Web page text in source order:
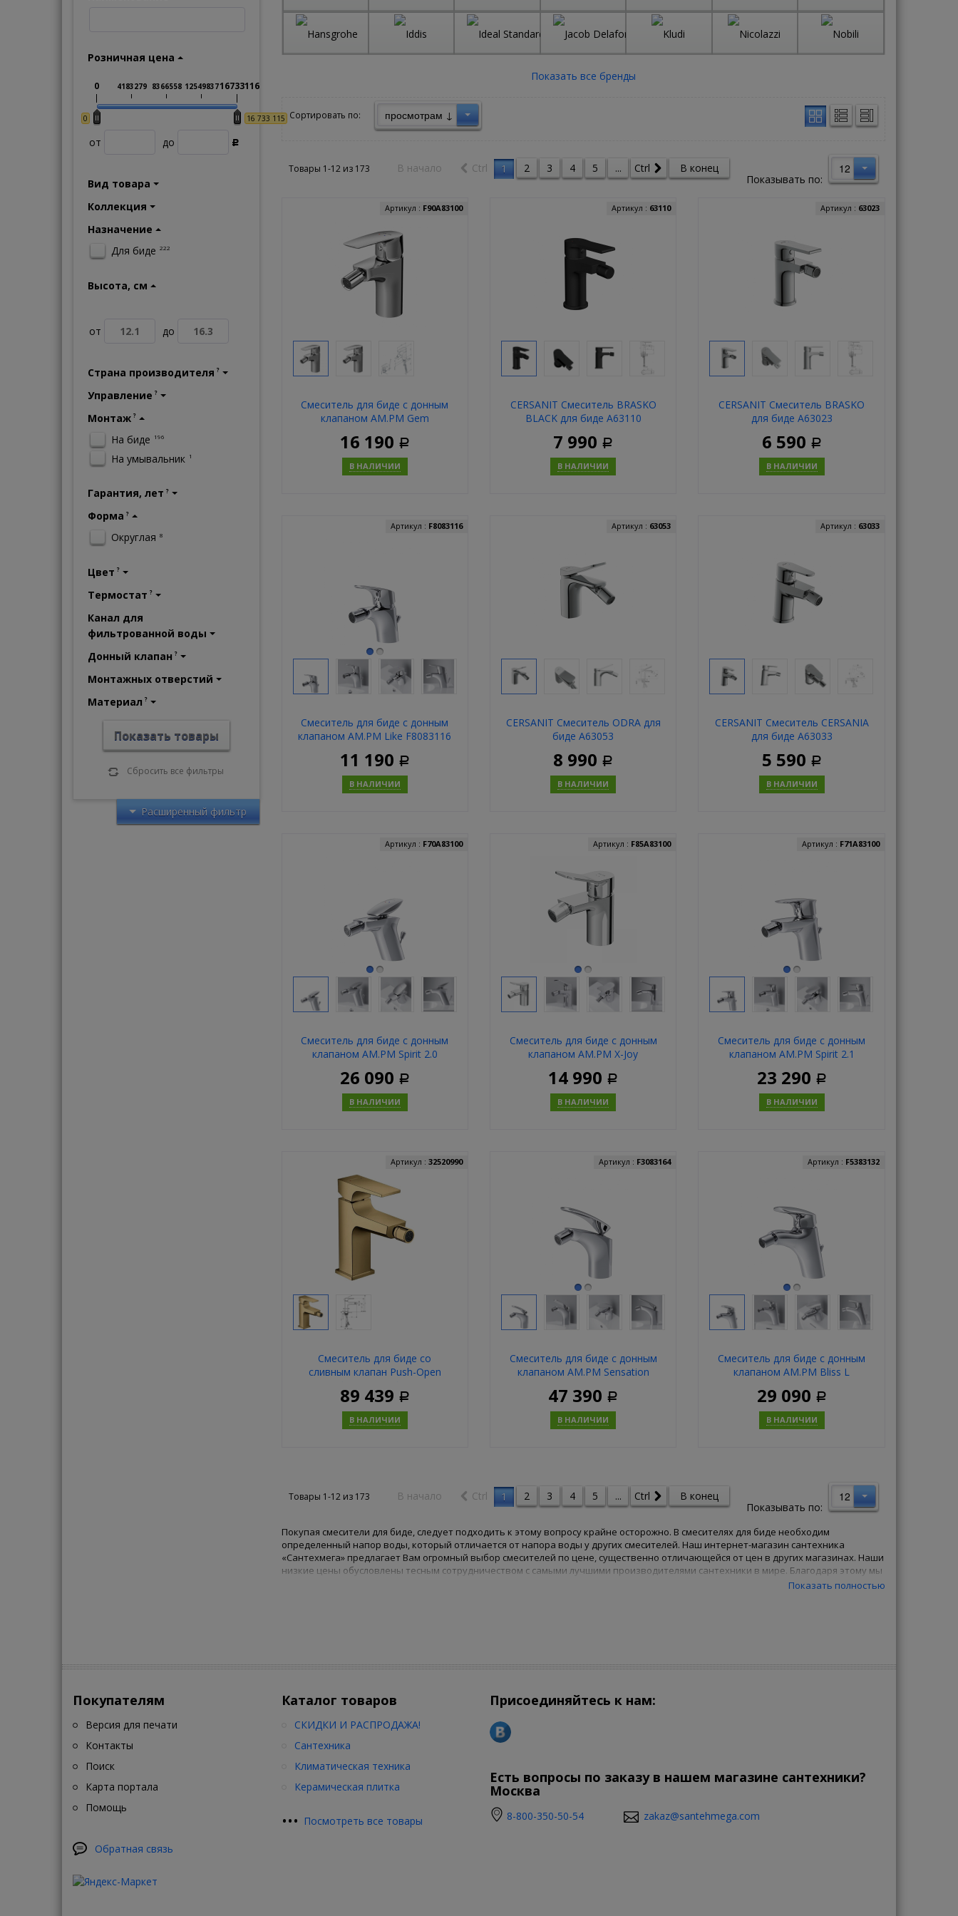
Розничная цена
0 16 733 115
0 4183279 8366558 1254983716733116
от до Р
Вид товара
Коллекция
Назначение
Для биде 222
Высота, см
от до
Страна производителя ?
Управление ?
Монтаж ?
На биде 196
На умывальник 1
Гарантия, лет ?
Форма ?
Округлая 8
Цвет ?
Термостат ?
Канал для
фильтрованной воды
Донный клапан ?
Монтажных отверстий
Материал ?
Показать товары
Сбросить все фильтры
Расширенный фильтр
Сортировать по: просмотрам ↓
Показывать по:
12
Товары 1-12 из 173 В начало Ctrl 1 2 3 4 5 ... Ctrl В конец
Смеситель для биде с донным
клапаном AM.PM Gem
Артикул : F90A83100
16 190 Р
В НАЛИЧИИ
Купить
CERSANIT Смеситель BRASKO
BLACK для биде А63110
Артикул : 63110
7 990 Р
В НАЛИЧИИ
Купить
CERSANIT Смеситель BRASKO
для биде А63023
Артикул : 63023
6 590 Р
В НАЛИЧИИ
Купить
Смеситель для биде с донным
клапаном AM.PM Like F8083116
Артикул : F8083116
11 190 Р
В НАЛИЧИИ
Купить
CERSANIT Смеситель ODRA для
биде А63053
Артикул : 63053
8 990 Р
В НАЛИЧИИ
Купить
CERSANIT Смеситель CERSANIA
для биде А63033
Артикул : 63033
5 590 Р
В НАЛИЧИИ
Купить
Смеситель для биде с донным
клапаном AM.PM Spirit 2.0
Артикул : F70A83100
26 090 Р
В НАЛИЧИИ
Купить
Смеситель для биде с донным
клапаном AM.PM X-Joy
Артикул : F85A83100
14 990 Р
В НАЛИЧИИ
Купить
Смеситель для биде с донным
клапаном AM.PM Spirit 2.1
Артикул : F71A83100
23 290 Р
В НАЛИЧИИ
Купить
Смеситель для биде со
сливным клапан Push-Open
золото
Артикул : 32520990
89 439 Р
В НАЛИЧИИ
Смеситель для биде с донным
клапаном AM.PM Sensation
Артикул : F3083164
47 390 Р
В НАЛИЧИИ
Смеситель для биде с донным
клапаном AM.PM Bliss L
Артикул : F5383132
29 090 Р
В НАЛИЧИИ
Показывать по:
12
Товары 1-12 из 173 В начало Ctrl 1 2 3 4 5 ... Ctrl В конец
Покупая смесители для биде, следует подходить к этому вопросу крайне осторожно. В смесителях для биде необходим
определенный напор воды, который отличается от напора воды у других смесителей. Наш интернет-магазин сантехника
«Сантехмега» предлагает Вам огромный выбор смесителей по цене, существенно отличающейся от цен в других магазинах. Наши
низкие цены обусловлены тесным сотрудничеством с самыми лучшими производителями сантехники в мире. Благодаря этому мы
сможем позволить себе выставить цены ниже рыночных и порадовать Вас и всю Вашу семью качественными товарами от
Показать полностью
Покупателям
Версия для печати
Контакты
Поиск
Карта портала
Помощь
Обратная связь
Каталог товаров
СКИДКИ И РАСПРОДАЖА!
Сантехника
Климатическая техника
Керамическая плитка
••• Посмотреть все товары
Присоединяйтесь к нам:
Есть вопросы по заказу в нашем магазине сантехники?
Москва
8-800-350-50-54 zakaz@santehmega.com